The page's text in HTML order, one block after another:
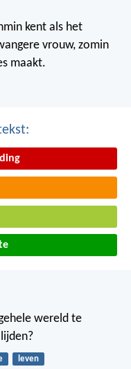
kent als het
vrouw, zomin
maakt.
wereld te
leven